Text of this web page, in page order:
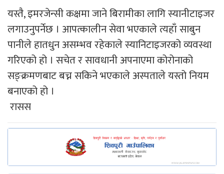
यस्तै, इमरजेन्सी कक्षमा जाने बिरामीका लागि स्यानीटाइजर
लगाउनुपर्नेछ । आपत्कालीन सेवा भएकाले त्यहाँ साबुन
पानीले हातधुन असम्भव रहेकाले स्यानिटाइजरको व्यवस्था
गरिएको हो । सचेत र सावधानी अपनाएमा कोरोनाको
सङ्क्रमणबाट बच्न सकिने भएकाले अस्पताले यस्तो नियम
बनाएको हो ।
रासस